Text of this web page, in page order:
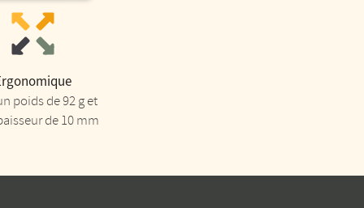
poids de 92 g et
de 10 mm